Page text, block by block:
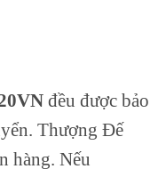
đều được bảo
Thượng Đế
hàng. Nếu